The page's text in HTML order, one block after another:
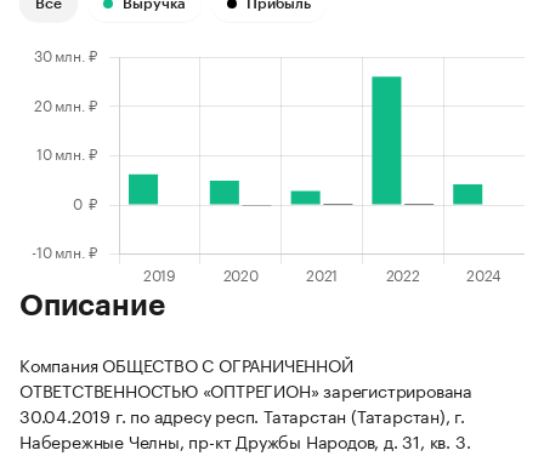
Все Выручка Прибыль
Описание
Компания ОБЩЕСТВО С ОГРАНИЧЕННОЙ
ОТВЕТСТВЕННОСТЬЮ «ОПТРЕГИОН» зарегистрирована
30.04.2019 г. по адресу респ. Татарстан (Татарстан), г.
Набережные Челны, пр-кт Дружбы Народов, д. 31, кв. 3.